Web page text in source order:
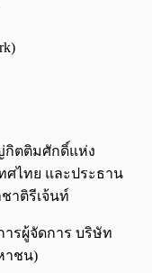
network)
กิตติมศักดิ์แห่ง
ศไทย และประธาน
าติรีเจ้นท์
ารผู้จัดการ บริษัท
าชน)